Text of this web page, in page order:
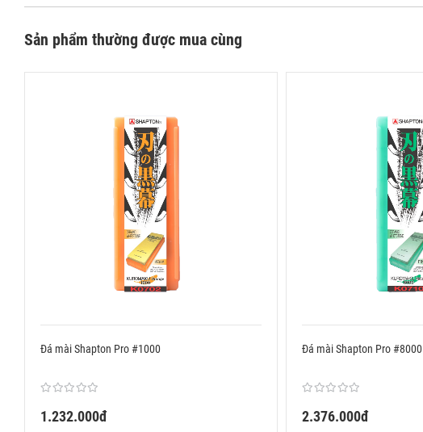
Shapton trở nên cuốn hút và được yêu thích trên toàn thế giới.
Sản phẩm thường được mua cùng
Đá mài Shapton Pro #1000
1.232.000đ
Đá mài Shapton Pro #8000
2.376.000đ